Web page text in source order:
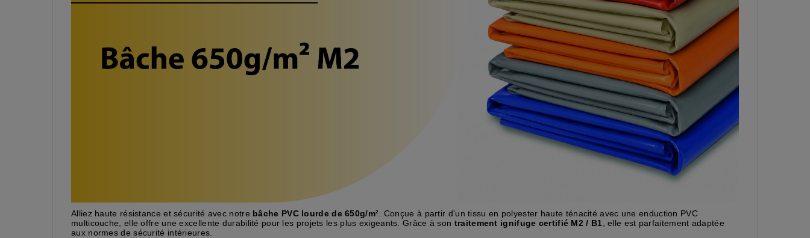
Alliez haute résistance et sécurité avec notre bâche PVC lourde de 650g/m² . Conçue à partir d'un tissu en polyester haute ténacité avec une enduction PVC
multicouche, elle offre une excellente durabilité pour les projets les plus exigeants. Grâce à son traitement ignifuge certifié M2 / B1 , elle est parfaitement adaptée
aux normes de sécurité intérieures.